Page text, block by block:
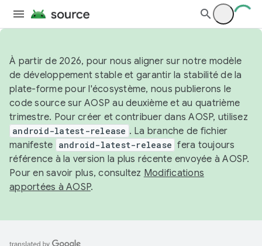
À partir de 2026, pour nous aligner sur notre modèle
de développement stable et garantir la stabilité de la
plate-forme pour l'écosystème, nous publierons le
code source sur AOSP au deuxième et au quatrième
trimestre. Pour créer et contribuer dans AOSP, utilisez
android-latest-release . La branche de fichier
manifeste android-latest-release fera toujours
référence à la version la plus récente envoyée à AOSP.
Pour en savoir plus, consultez Modifications
apportées à AOSP.